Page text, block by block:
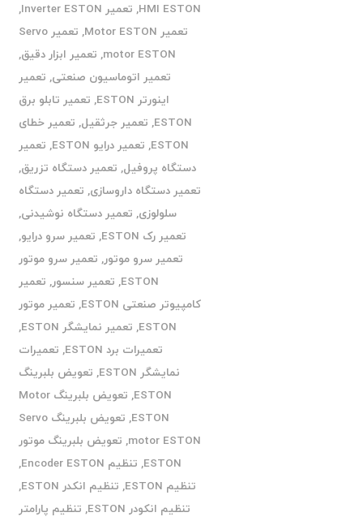
HMI ESTON
, تعمیر Inverter ESTON
,
تعمیر Motor ESTON
,
تعمیر Servo
motor ESTON
, تعمیر ابزار دقیق,
تعمیر اتوماسیون صنعتی, تعمیر
اینورتر ESTON
, تعمیر تابلو برق
ESTON
, تعمیر جرثقیل, تعمیر خطای
ESTON
, تعمیر درایو ESTON , تعمیر
دستگاه پروفیل, تعمیر دستگاه تزریق,
تعمیر دستگاه داروسازی, تعمیر دستگاه
سلولوزی, تعمیر دستگاه نوشیدنی,
تعمیر رک ESTON
, تعمیر سرو درایو,
تعمیر سرو موتور, تعمیر سرو موتور
ESTON
, تعمیر سنسور, تعمیر
کامپیوتر صنعتی ESTON
, تعمیر موتور
ESTON
, تعمیر نمایشگر ESTON
,
تعمیرات برد ESTON
, تعمیرات
نمایشگر ESTON
, تعویض بلبرینگ
ESTON
,
تعویض بلبرینگ Motor
ESTON
,
تعویض بلبرینگ Servo
motor ESTON
, تعویض بلبرینگ موتور
ESTON
, تنظیم Encoder ESTON
,
تنظیم ESTON
, تنظیم انکدر ESTON
,
تنظیم انکودر ESTON
, تنظیم پارامتر